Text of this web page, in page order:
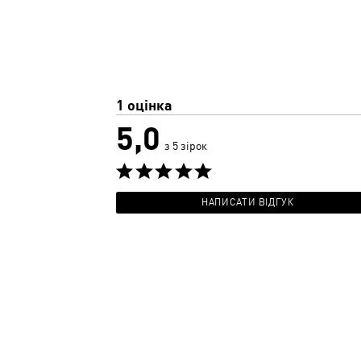
1 оцінка
5,0 з 5 зірок
НАПИСАТИ ВІДГУК